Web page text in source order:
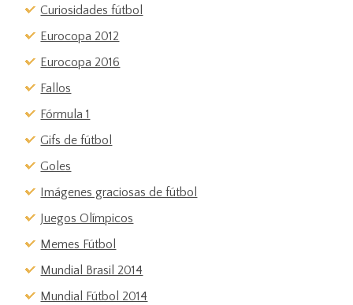
Curiosidades fútbol
Eurocopa 2012
Eurocopa 2016
Fallos
Fórmula 1
Gifs de fútbol
Goles
Imágenes graciosas de fútbol
Juegos Olímpicos
Memes Fútbol
Mundial Brasil 2014
Mundial Fútbol 2014